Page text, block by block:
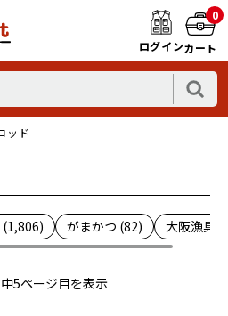
ログイン
0
カート
ッド
(1,806) がまかつ (82) 大阪漁具
5ページ目を表示